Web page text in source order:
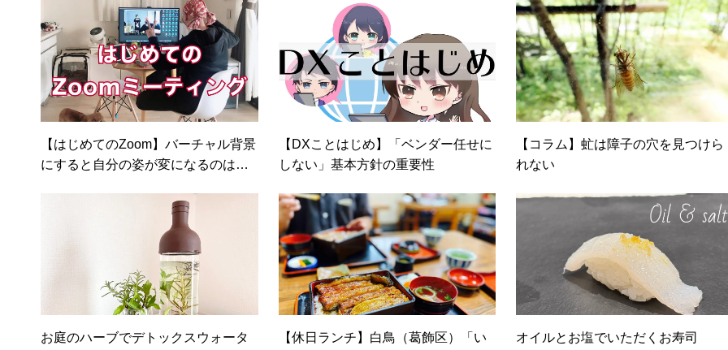
【はじめてのZoom】バーチャル背景
にすると自分の姿が変になるのはな
【DXことはじめ】「ベンダー任せに
しない」基本方針の重要性
【コラム】虻は障子の穴を見つけら
れない
お庭のハーブでデトックスウォータ
【休日ランチ】白鳥（葛飾区）「い
オイルとお塩でいただくお寿司